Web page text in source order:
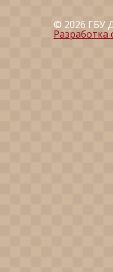
© 2026 ГБУ
Разработка